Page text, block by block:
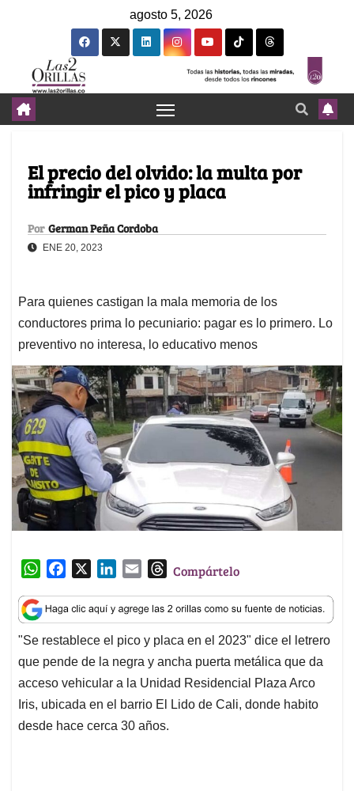
agosto 5, 2026
El precio del olvido: la multa por
infringir el pico y placa
Por German Peña Cordoba
ENE 20, 2023
Para quienes castigan la mala memoria de los
conductores prima lo pecuniario: pagar es lo primero. Lo
preventivo no interesa, lo educativo menos
W
a
t
s
A
p
p
c
e
b
o
o
k
n
k
e
d
I
n
a
i
l
T
r
e
a
d
s
Compártelo
"Se restablece el pico y placa en el 2023" dice el letrero
que pende de la negra y ancha puerta metálica que da
acceso vehicular a la Unidad Residencial Plaza Arco
Iris, ubicada en el barrio El Lido de Cali, donde habito
desde hace cerca 30 años.